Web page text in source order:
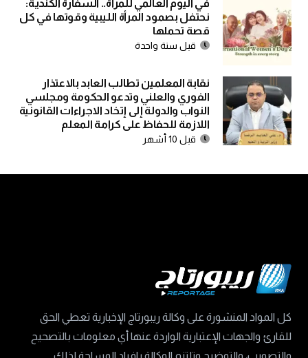
في اليوم العالمي للمرأة.. السفارة الكندية:
نحتفل بصمود المرأة الليبية وقوتها في كل
قصة تحملها
قبل سنة واحدة
نقابة المعلمين تطالب العابد بالاعتذار
الفوري والعلني وتدعو الحكومة ومجلسي
النواب والدولة إلى إتخاد الاجراءات القانونية
اللازمة للحفاظ على كرامة المعلم
قبل 10 أشهر
كل المواد المنشورة على وكالة ريبورتاج الإخبارية تعطي الحق
للقارئ والجهات الإعتبارية الواردة عنها أي معلومات بالتصحيح
والتصويب، والتوضيح وتلتزم الوكالة بإفراد المساحة لذلك.